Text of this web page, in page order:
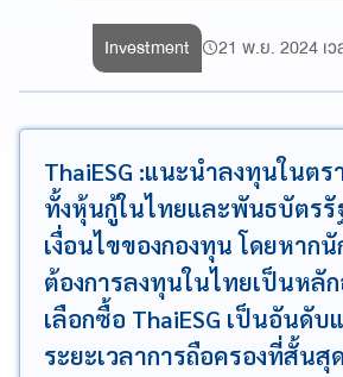
Investment 21 พ.ย. 2024 เ
ThaiESG :แนะนำลงทุนในต
ทั้งหุ้นกู้ในไทยและพันธบัตร
เงื่อนไขของกองทุน โดยหาก
ต้องการลงทุนในไทยเป็นหลั
เลือกซื้อ ThaiESG เป็นอันดับ
ระยะเวลาการถือครองที่สั้นสุ